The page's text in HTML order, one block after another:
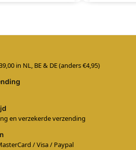
in NL, BE & DE (anders €4,95)
en verzekerde verzending
/ Visa / Paypal